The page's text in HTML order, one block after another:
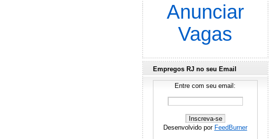
Anunciar
Vagas
Empregos RJ no seu Email
Entre com seu email:
Desenvolvido por FeedBurner